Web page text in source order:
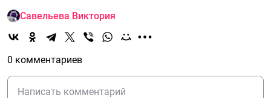
Савельева Виктория
0 комментариев